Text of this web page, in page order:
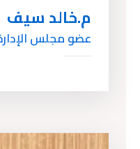
م.خالد سيف
عضو مجلس